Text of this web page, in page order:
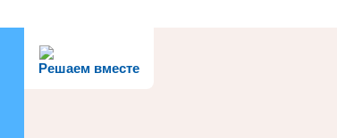
Решаем вместе